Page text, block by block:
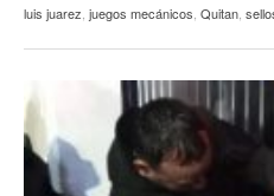
luis juarez juegos mecánicos Quitan